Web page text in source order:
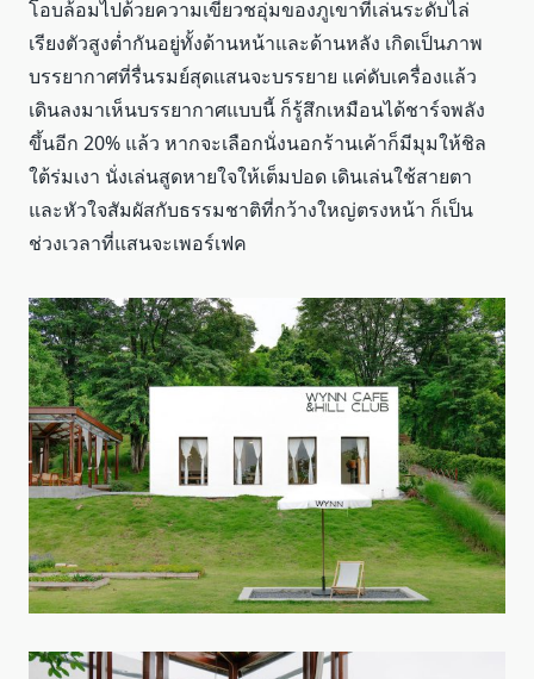
โอบล้อมไปด้วยความเขียวชอุ่มของภูเขาที่เล่นระดับไล่
เรียงตัวสูงต่ำกันอยู่ทั้งด้านหน้าและด้านหลัง เกิดเป็นภาพ
บรรยากาศที่รื่นรมย์สุดแสนจะบรรยาย แค่ดับเครื่องแล้ว
เดินลงมาเห็นบรรยากาศแบบนี้ ก็รู้สึกเหมือนได้ชาร์จพลัง
ขึ้นอีก 20% แล้ว หากจะเลือกนั่งนอกร้านเค้าก็มีมุมให้ชิล
ใต้ร่มเงา นั่งเล่นสูดหายใจให้เต็มปอด เดินเล่นใช้สายตา
และหัวใจสัมผัสกับธรรมชาติที่กว้างใหญ่ตรงหน้า ก็เป็น
ช่วงเวลาที่แสนจะเพอร์เฟค